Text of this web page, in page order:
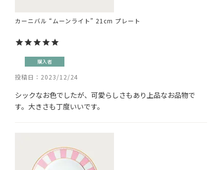
カーニバル “ムーンライト” 21cm プレート
購入者
投稿日 2023/12/24
シックなお色でしたが、可愛らしさもあり上品なお品物で
す。大きさも丁度いいです。